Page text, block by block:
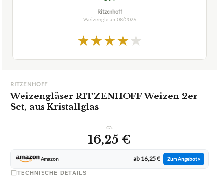
Ritzenhoff
Weizengläser08/2026
★★★★★
RITZENHOFF
Weizengläser RITZENHOFF Weizen 2er-
Set, aus Kristallglas
ca.
16,25 €
Amazon ab 16,25 € Zum Angebot »
TECHNISCHE DETAILS